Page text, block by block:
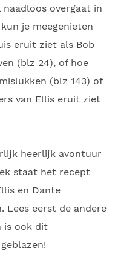
overgaat in
je meegenieten
eruit ziet als Bob
(blz 24), of hoe
(blz 143) of
van Ellis eruit ziet
heerlijk avontuur
staat het recept
en Dante
eerst de andere
is ook dit